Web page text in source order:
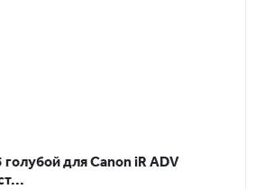
для Canon iR ADV